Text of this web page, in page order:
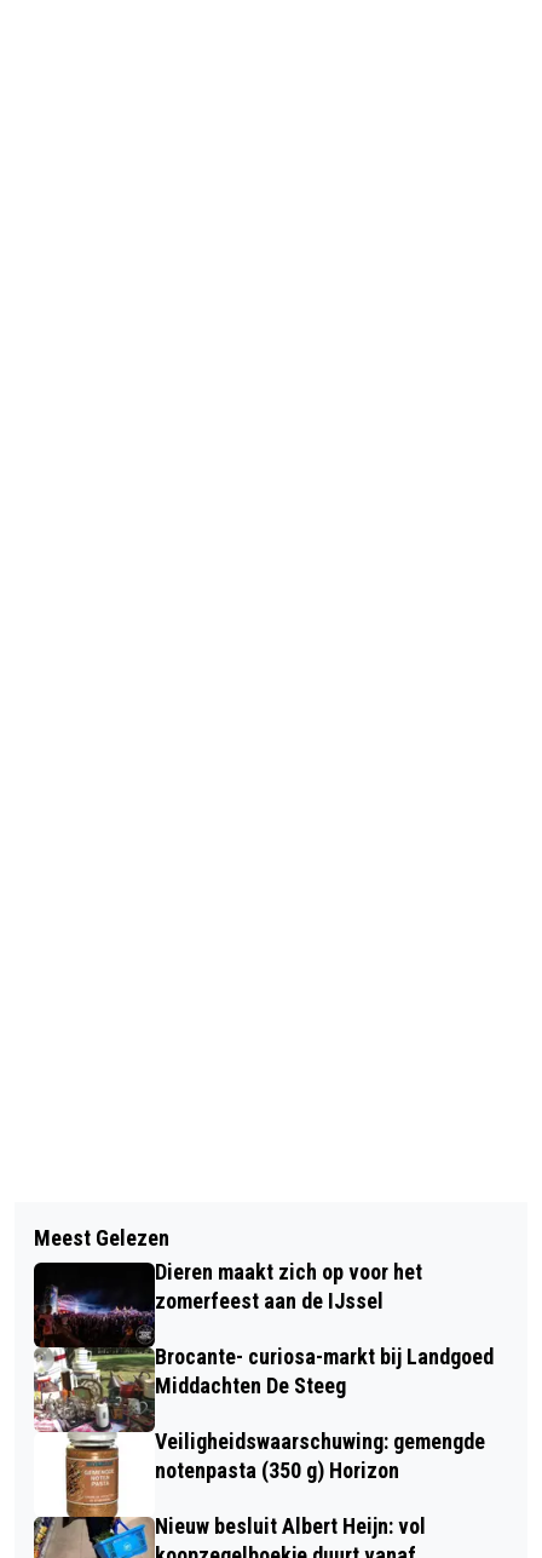
OV-INLOOPSPREEKUUR IN ZOOMERIJ
DIEREN
ZOMER IN GELDERLAND KOMT NAAR
DIEREN-WEST
Meest Gelezen
Dieren maakt zich op voor het
zomerfeest aan de IJssel
Brocante- curiosa-markt bij Landgoed
Middachten De Steeg
Veiligheidswaarschuwing: gemengde
notenpasta (350 g) Horizon
Nieuw besluit Albert Heijn: vol